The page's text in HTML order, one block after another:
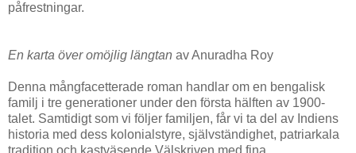
påfrestningar.
En karta över omöjlig längtan av Anuradha Roy
Denna mångfacetterade roman handlar om en bengalisk
familj i tre generationer under den första hälften av 1900-
talet. Samtidigt som vi följer familjen, får vi ta del av Indiens
historia med dess kolonialstyre, självständighet, patriarkala